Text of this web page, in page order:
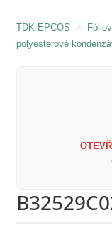
TDK-EPCOS >
polyesterové